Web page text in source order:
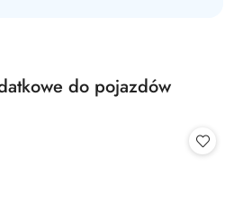
do pojazdów